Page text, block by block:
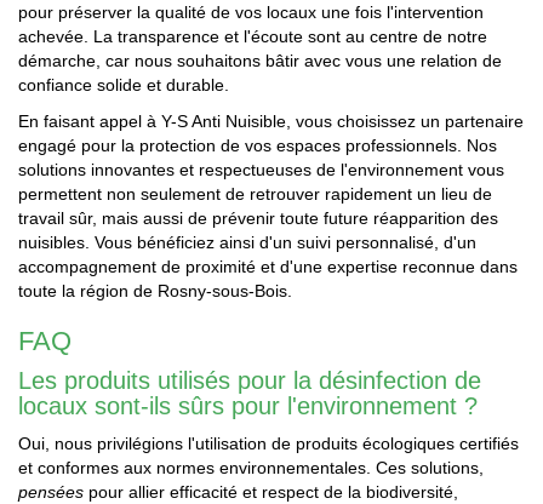
pour préserver la qualité de vos locaux une fois l'intervention
achevée. La transparence et l'écoute sont au centre de notre
démarche, car nous souhaitons bâtir avec vous une relation de
confiance solide et durable.
En faisant appel à Y-S Anti Nuisible, vous choisissez un partenaire
engagé pour la protection de vos espaces professionnels. Nos
solutions innovantes et respectueuses de l'environnement vous
permettent non seulement de retrouver rapidement un lieu de
travail sûr, mais aussi de prévenir toute future réapparition des
nuisibles. Vous bénéficiez ainsi d'un suivi personnalisé, d'un
accompagnement de proximité et d'une expertise reconnue dans
toute la région de Rosny-sous-Bois.
FAQ
Les produits utilisés pour la désinfection de
locaux sont-ils sûrs pour l'environnement ?
Oui, nous privilégions l'utilisation de produits écologiques certifiés
et conformes aux normes environnementales. Ces solutions,
pensées pour allier efficacité et respect de la biodiversité,